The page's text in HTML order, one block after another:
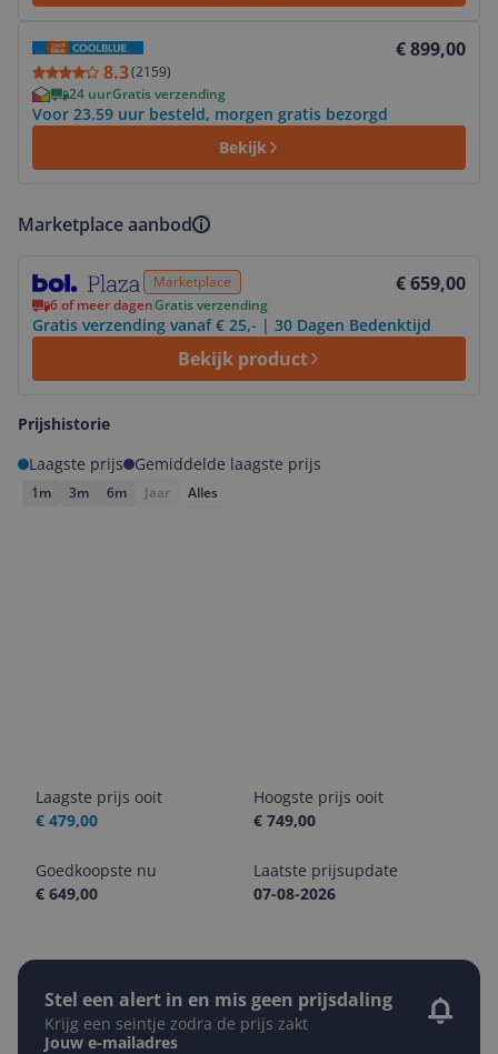
8.3(2159)
€ 899,00
24 uurGratis verzending
Voor 23.59 uur besteld, morgen gratis bezorgd
Bekijk
Marketplace aanbod
Marketplace € 659,00
6 of meer dagenGratis verzending
Gratis verzending vanaf € 25,- | 30 Dagen Bedenktijd
Bekijk product
Prijshistorie
Laagste prijs
Gemiddelde laagste prijs
1m 3m 6m Jaar Alles
Laagste prijs ooit
€ 479,00
Hoogste prijs ooit
€ 749,00
Goedkoopste nu
€ 649,00
Laatste prijsupdate
07-08-2026
Stel een alert in en mis geen prijsdaling
Krijg een seintje zodra de prijs zakt
Jouw e-mailadres